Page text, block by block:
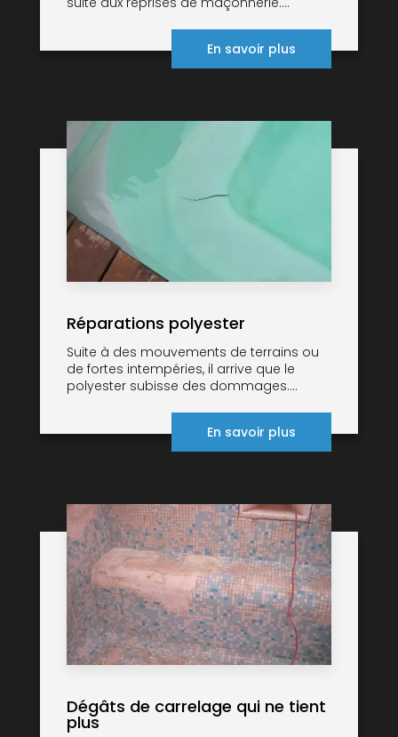
En savoir plus
Réparations polyester
Suite à des mouvements de terrains ou
de fortes intempéries, il arrive que le
polyester subisse des dommages....
En savoir plus
Dégâts de carrelage qui ne tient
plus